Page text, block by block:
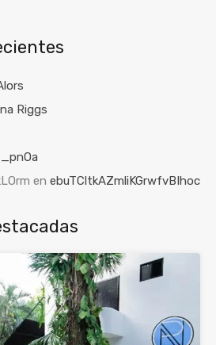
Riggs
en ebuTCltkAZmliKGrwfvBIhoc